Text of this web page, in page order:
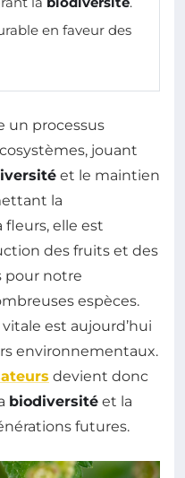
en faveur des
un processus
jouant
et le maintien
la
elle est
des fruits et des
pour notre
espèces.
est aujourd’hui
environnementaux.
devient donc
biodiversité et la
futures.